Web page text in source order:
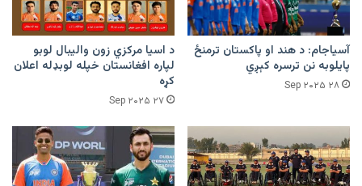
آسیاجام: د هند او پاکستان ترمنځ
پایلوبه نن ترسره کېږي
۲۸ Sep ۲۰۲۵
د اسیا مرکزي زون والیبال لوبو
لپاره افغانستان خپله لوبډله اعلان
کړه
۲۷ Sep ۲۰۲۵